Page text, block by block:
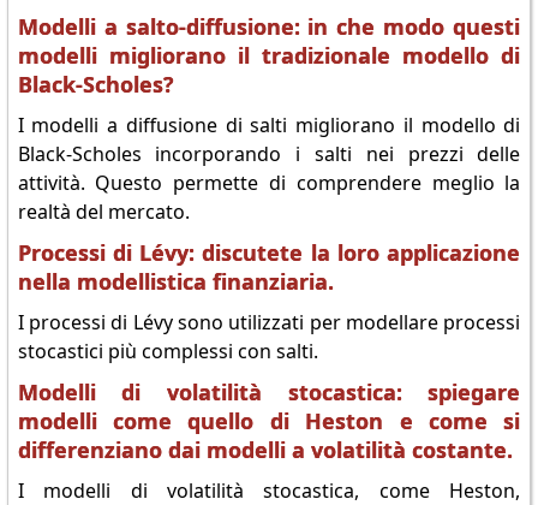
Modelli a salto-diffusione: in che modo questi
modelli migliorano il tradizionale modello di
Black-Scholes?
I modelli a diffusione di salti migliorano il modello di
Black-Scholes incorporando i salti nei prezzi delle
attività. Questo permette di comprendere meglio la
realtà del mercato.
Processi di Lévy: discutete la loro applicazione
nella modellistica finanziaria.
I processi di Lévy sono utilizzati per modellare processi
stocastici più complessi con salti.
Modelli di volatilità stocastica: spiegare
modelli come quello di Heston e come si
differenziano dai modelli a volatilità costante.
I modelli di volatilità stocastica, come Heston,